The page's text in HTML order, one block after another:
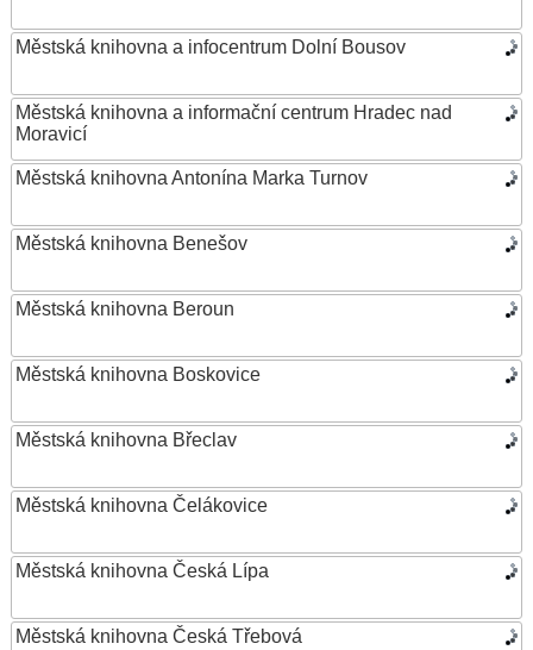
Městská knihovna a infocentrum Dolní Bousov
Městská knihovna a informační centrum Hradec nad
Moravicí
Městská knihovna Antonína Marka Turnov
Městská knihovna Benešov
Městská knihovna Beroun
Městská knihovna Boskovice
Městská knihovna Břeclav
Městská knihovna Čelákovice
Městská knihovna Česká Lípa
Městská knihovna Česká Třebová